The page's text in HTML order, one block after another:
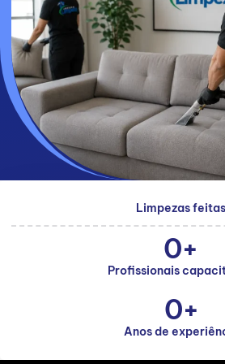
Limpezas feitas
Profissionais
0+
Anos de
0+